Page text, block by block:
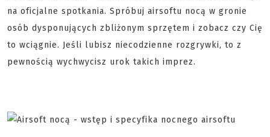
na oficjalne spotkania. Spróbuj airsoftu nocą w gronie
osób dysponujących zbliżonym sprzętem i zobacz czy Cię
to wciągnie. Jeśli lubisz niecodzienne rozgrywki, to z
pewnością wychwycisz urok takich imprez.